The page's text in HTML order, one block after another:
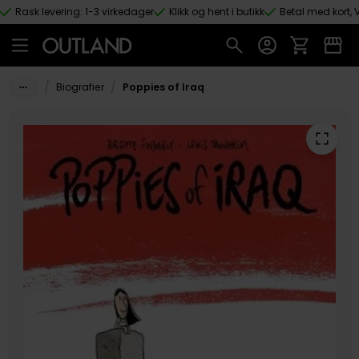
Hopp til hovedinnhold
Rask levering: 1-3 virkedager Klikk og hent i butikk Betal med kort,
Biografier Poppies of Iraq